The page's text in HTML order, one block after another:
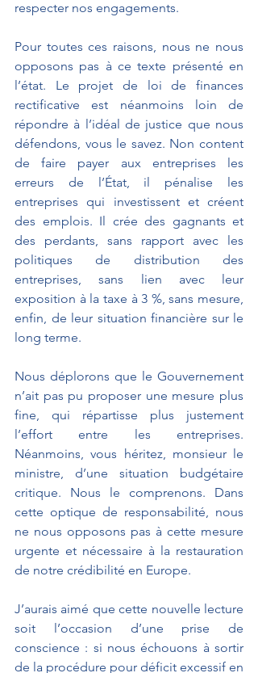
respecter nos engagements.
Pour toutes ces raisons, nous ne nous
opposons pas à ce texte présenté en
l’état. Le projet de loi de finances
rectificative est néanmoins loin de
répondre à l’idéal de justice que nous
défendons, vous le savez. Non content
de faire payer aux entreprises les
erreurs de l’État, il pénalise les
entreprises qui investissent et créent
des emplois. Il crée des gagnants et
des perdants, sans rapport avec les
politiques de distribution des
entreprises, sans lien avec leur
exposition à la taxe à 3 %, sans mesure,
enfin, de leur situation financière sur le
long terme.
Nous déplorons que le Gouvernement
n’ait pas pu proposer une mesure plus
fine, qui répartisse plus justement
l’effort entre les entreprises.
Néanmoins, vous héritez, monsieur le
ministre, d’une situation budgétaire
critique. Nous le comprenons. Dans
cette optique de responsabilité, nous
ne nous opposons pas à cette mesure
urgente et nécessaire à la restauration
de notre crédibilité en Europe.
J’aurais aimé que cette nouvelle lecture
soit l’occasion d’une prise de
conscience : si nous échouons à sortir
de la procédure pour déficit excessif en